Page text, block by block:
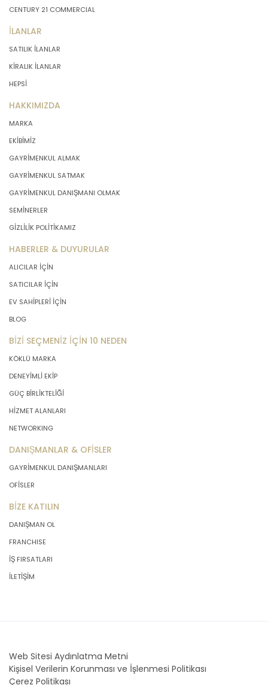
CENTURY 21 COMMERCIAL
İLANLAR
SATILIK İLANLAR
KİRALIK İLANLAR
HEPSİ
HAKKIMIZDA
MARKA
EKİBİMİZ
GAYRİMENKUL ALMAK
GAYRİMENKUL SATMAK
GAYRİMENKUL DANIŞMANI OLMAK
SEMİNERLER
GİZLİLİK POLİTİKAMIZ
HABERLER & DUYURULAR
ALICILAR İÇİN
SATICILAR İÇİN
EV SAHİPLERİ İÇİN
BLOG
BİZİ SEÇMENİZ İÇİN 10 NEDEN
KÖKLÜ MARKA
DENEYİMLİ EKİP
GÜÇ BİRLİKTELİĞİ
HİZMET ALANLARI
NETWORKING
DANIŞMANLAR & OFİSLER
GAYRİMENKUL DANIŞMANLARI
OFİSLER
BİZE KATILIN
DANIŞMAN OL
FRANCHISE
İŞ FIRSATLARI
İLETİŞİM
Web Sitesi Aydınlatma Metni
Kişisel Verilerin Korunması ve İşlenmesi Politikası
Çerez Politikası